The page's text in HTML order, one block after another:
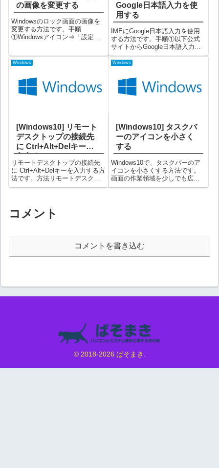
の画像を変更する
Windowsのロック画面の画像を
変更する方法です。手順
①Windowsアイコン⇒「設定」
側で「ロック画面」を選択し、
画面右側の「背景」で表示した
い画像を選択する上図の画像
は、Wind...
Google日本語入力を使
用する
IMEにGoogle日本語入力を使用
する方法です。手順①以下公式
サイトからGoogle日本語入力を
ダウンロードする別画面で開き
ます。「Windows版をダウンロ
約が表示されますので「同意し
てインストール」をクリッ...
Windows
[Windows10] リモート
デスクトップの接続先
に Ctrl+Alt+Delキーを
入力する
リモートデスクトップの接続先
に Ctrl+Alt+Delキーを入力する方
法です。方法リモートデスクト
ップで他端末に接続していると
しまいます。リモートデスクト
ップの接続先に + +...
Windows
[Windows10] タスクバ
ーのアイコンを小さく
する
Windows10で、タスクバーのア
イコンを小さくする方法です。
画面の作業領域を少しでも広く
取りたい場合に便利です。手順
コメント
コメントを書き込む
© 2018-2026 ぱそまき.